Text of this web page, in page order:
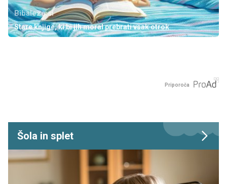
Bibaleze.si
Stare knjige, ki bi jih moral prebrati vsak otrok
Priporoča
Šola in splet